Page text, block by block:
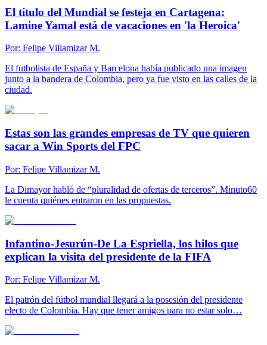
El título del Mundial se festeja en Cartagena:
Lamine Yamal está de vacaciones en 'la Heroica'
Por: Felipe Villamizar M.
El futbolista de España y Barcelona había publicado una imagen
junto a la bandera de Colombia, pero ya fue visto en las calles de la
ciudad.
Estas son las grandes empresas de TV que quieren
sacar a Win Sports del FPC
Por: Felipe Villamizar M.
La Dimayor habló de “pluralidad de ofertas de terceros”. Minuto60
le cuenta quiénes entraron en las propuestas.
Infantino-Jesurún-De La Espriella, los hilos que
explican la visita del presidente de la FIFA
Por: Felipe Villamizar M.
El patrón del fútbol mundial llegará a la posesión del presidente
electo de Colombia. Hay que tener amigos para no estar solo…